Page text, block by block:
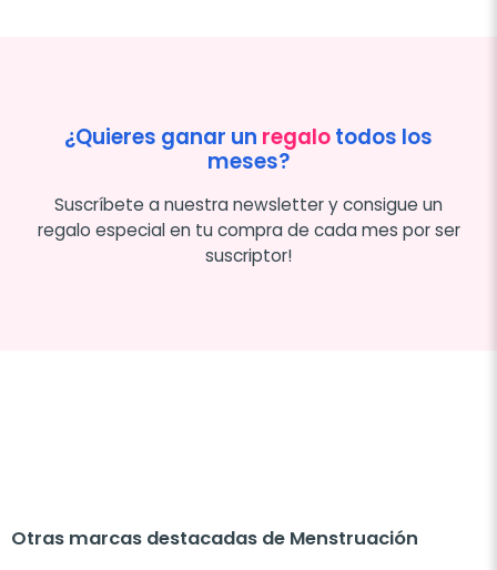
¿Quieres ganar un regalotodos los
meses?
Suscríbete a nuestra newsletter y consigue un
regalo especial en tu compra de cada mes por ser
suscriptor!
Otras marcas destacadas de Menstruación